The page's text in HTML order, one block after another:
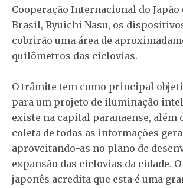
Cooperação Internacional do Japão
Brasil, Ryuichi Nasu, os
cobrirão uma área de
quilômetros das ciclovias.
O trâmite tem como principal
para um projeto de iluminação
existe na capital paranaense, além
coleta de todas as informações
aproveitando-as no plano de
expansão das ciclovias da cidade.
japonês acredita que esta é uma